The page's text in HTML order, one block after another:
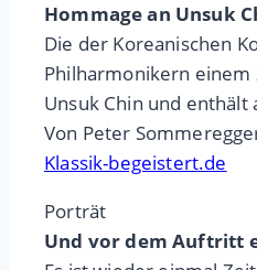
Hommage an Unsuk
Die der Koreanischen
Philharmonikern
Unsuk Chin und
Von Peter
Klassik-begeistert.de
Porträt
Und vor dem Auftritt